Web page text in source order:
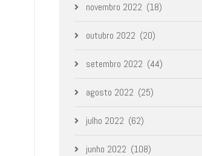
novembro 2022 (18)
outubro 2022 (20)
setembro 2022 (44)
agosto 2022 (25)
julho 2022 (62)
junho 2022 (108)